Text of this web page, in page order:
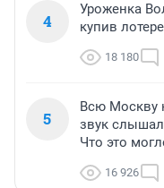
4
Уроженка
купив
18 180
5
Всю Москву
звук
Что это
16 926